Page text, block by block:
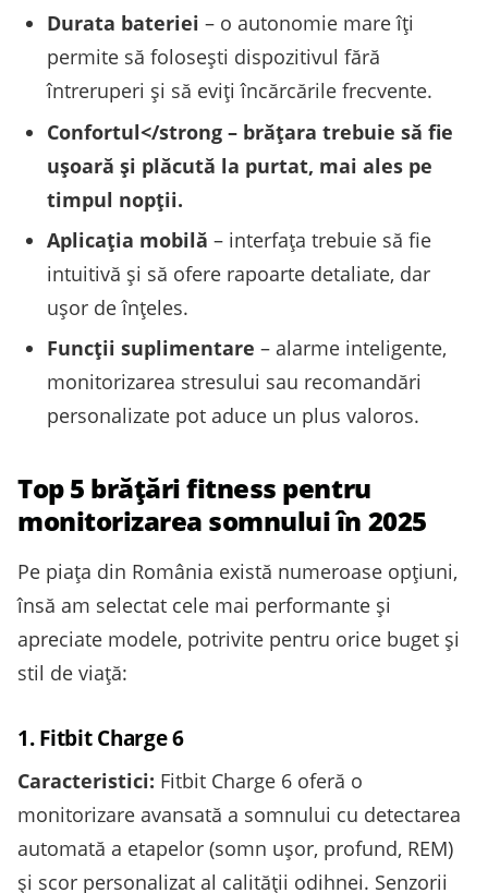
Durata bateriei – o autonomie mare îți
permite să folosești dispozitivul fără
întreruperi și să eviți încărcările frecvente.
Confortul</strong – brățara trebuie să fie
ușoară și plăcută la purtat, mai ales pe
timpul nopții.
Aplicația mobilă – interfața trebuie să fie
intuitivă și să ofere rapoarte detaliate, dar
ușor de înțeles.
Funcții suplimentare – alarme inteligente,
monitorizarea stresului sau recomandări
personalizate pot aduce un plus valoros.
Top 5 brățări fitness pentru
monitorizarea somnului în 2025
Pe piața din România există numeroase opțiuni,
însă am selectat cele mai performante și
apreciate modele, potrivite pentru orice buget și
stil de viață:
1. Fitbit Charge 6
Caracteristici: Fitbit Charge 6 oferă o
monitorizare avansată a somnului cu detectarea
automată a etapelor (somn ușor, profund, REM)
și scor personalizat al calității odihnei. Senzorii